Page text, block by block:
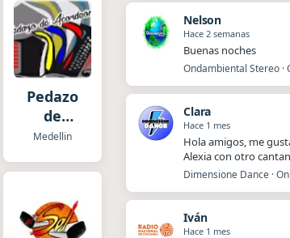
Pedazo
de
Acordeón
Medellin
Nelson
Hace 2 semanas
Buenas noches
Ondambiental Stereo ·
Clara
Hace 1 mes
Hola amigos, me
Alexia con otro
Dimensione Dance ·
Iván
Hace 1 mes